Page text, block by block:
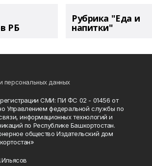
РБ
Рубрика "Еда и
напитки"
персональных данных
СМИ: ПИ ФС 02 - 01456 от
Управлением федеральной службы по
информационных технологий и
по Республике Башкортостан.
общество Издательский дом